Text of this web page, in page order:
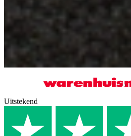
Uitstekend